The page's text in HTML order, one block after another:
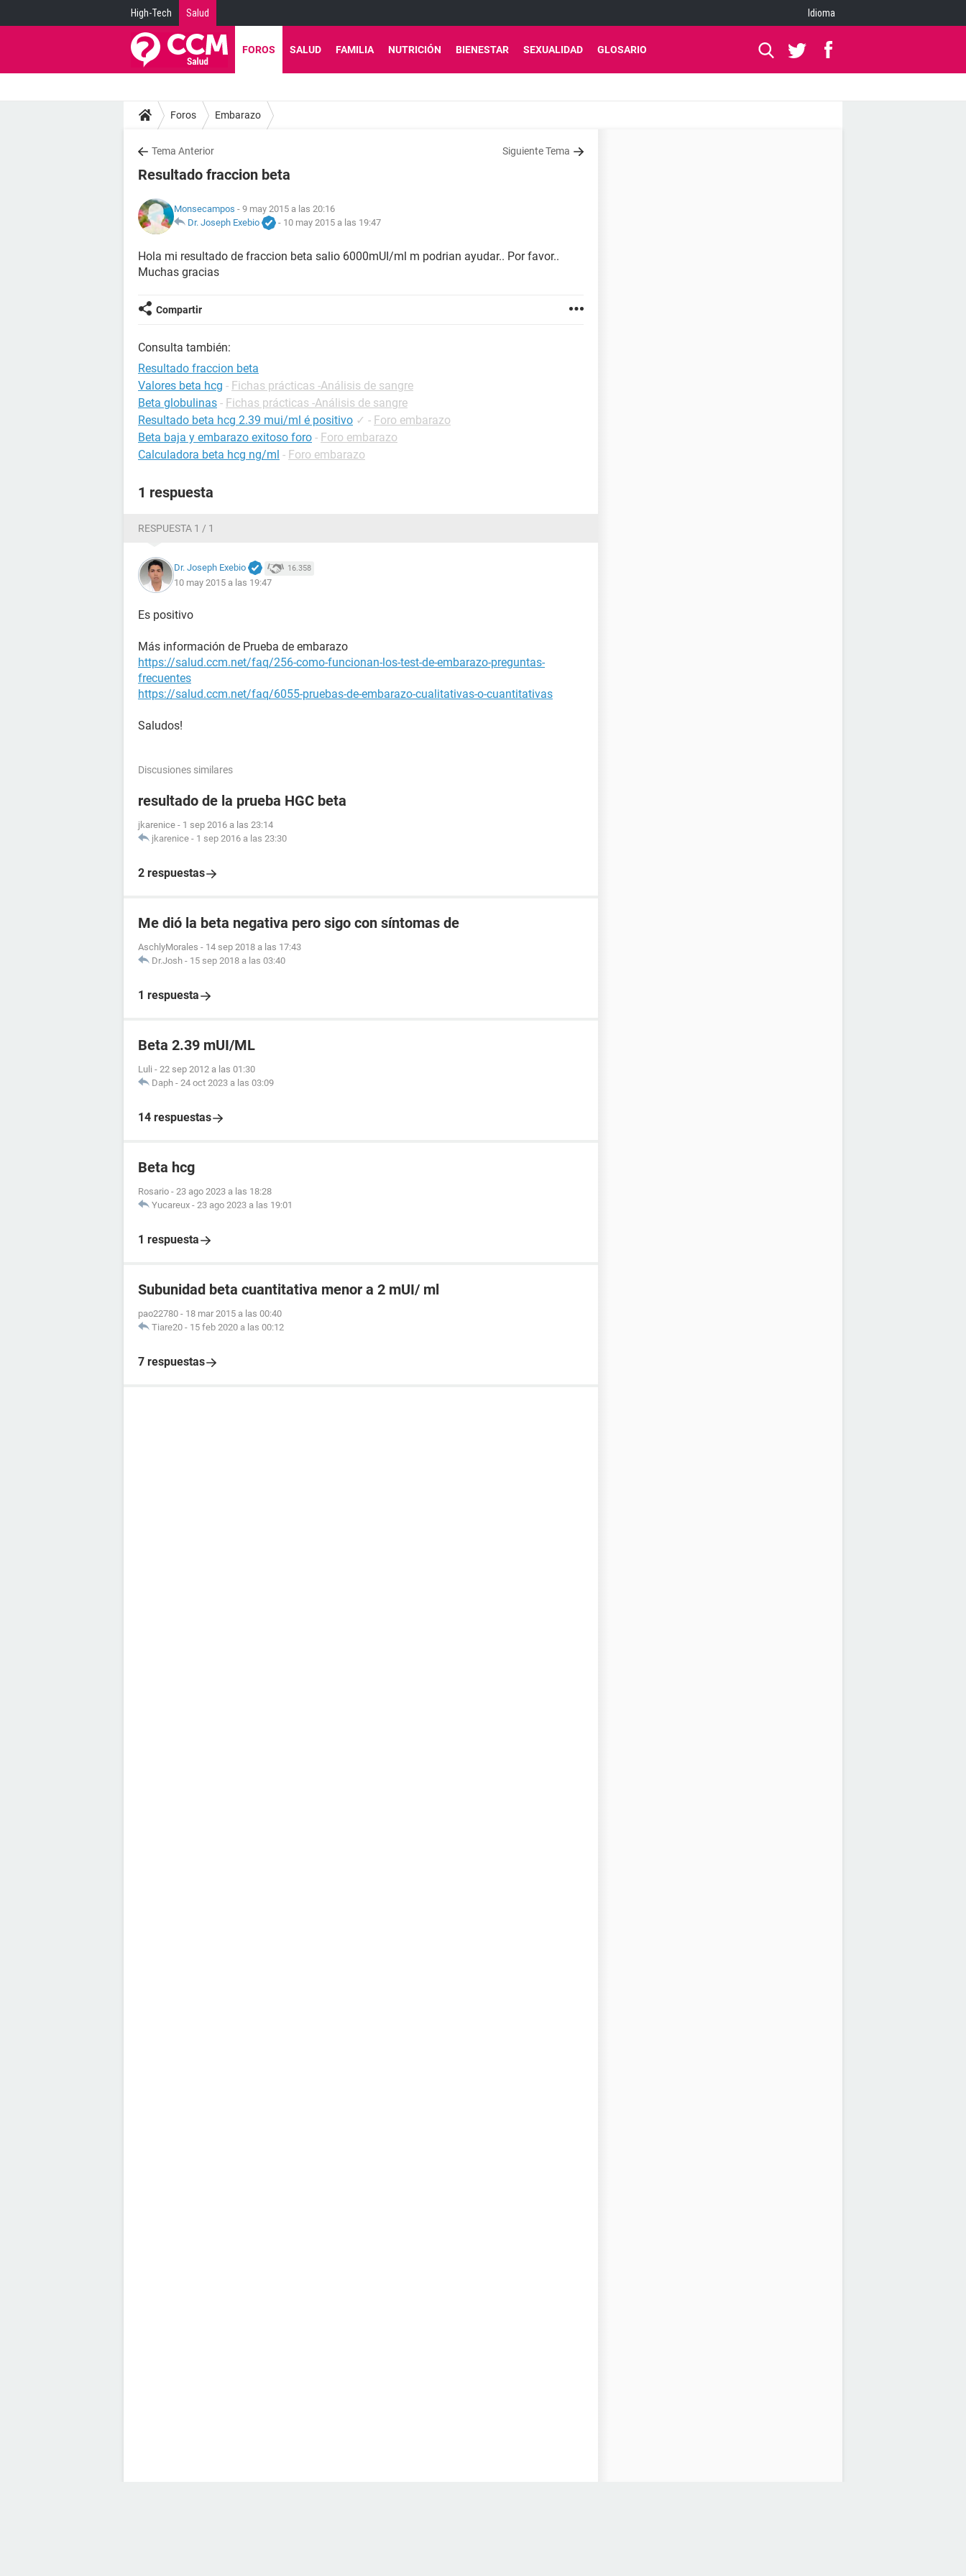
High-Tech Salud Idioma
FOROS SALUD FAMILIA NUTRICIÓN BIENESTAR SEXUALIDAD GLOSARIO
Foros Embarazo
Tema Anterior Siguiente Tema
Resultado fraccion beta
Monsecampos - 9 may 2015 a las 20:16
Dr. Joseph Exebio
- 10 may 2015 a las 19:47
Hola mi resultado de fraccion beta salio 6000mUI/ml m podrian ayudar.. Por favor..
Muchas gracias
Compartir
Consulta también:
Resultado fraccion beta
Valores beta hcg - Fichas prácticas -Análisis de sangre
Beta globulinas - Fichas prácticas -Análisis de sangre
Resultado beta hcg 2.39 mui/ml é positivo ✓ - Foro embarazo
Beta baja y embarazo exitoso foro - Foro embarazo
Calculadora beta hcg ng/ml - Foro embarazo
1 respuesta
RESPUESTA 1 / 1
Dr. Joseph Exebio 16.358
10 may 2015 a las 19:47
Es positivo
Más información de Prueba de embarazo
https://salud.ccm.net/faq/256-como-funcionan-los-test-de-embarazo-preguntas-
frecuentes
https://salud.ccm.net/faq/6055-pruebas-de-embarazo-cualitativas-o-cuantitativas
Saludos!
Discusiones similares
resultado de la prueba HGC beta
jkarenice - 1 sep 2016 a las 23:14
jkarenice - 1 sep 2016 a las 23:30
2 respuestas
Me dió la beta negativa pero sigo con síntomas de
AschlyMorales - 14 sep 2018 a las 17:43
Dr.Josh - 15 sep 2018 a las 03:40
1 respuesta
Beta 2.39 mUI/ML
Luli - 22 sep 2012 a las 01:30
Daph - 24 oct 2023 a las 03:09
14 respuestas
Beta hcg
Rosario - 23 ago 2023 a las 18:28
Yucareux - 23 ago 2023 a las 19:01
1 respuesta
Subunidad beta cuantitativa menor a 2 mUI/ ml
pao22780 - 18 mar 2015 a las 00:40
Tiare20 - 15 feb 2020 a las 00:12
7 respuestas